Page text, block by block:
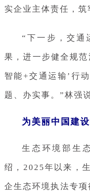
实企业主体责任，筑
“下一步，交通
果，进一步健全规
智能+交通运输’行
题、办实事。”林强说
为美丽中国建
生态环境部生
绍，2025年以来，
企生态环境执法专